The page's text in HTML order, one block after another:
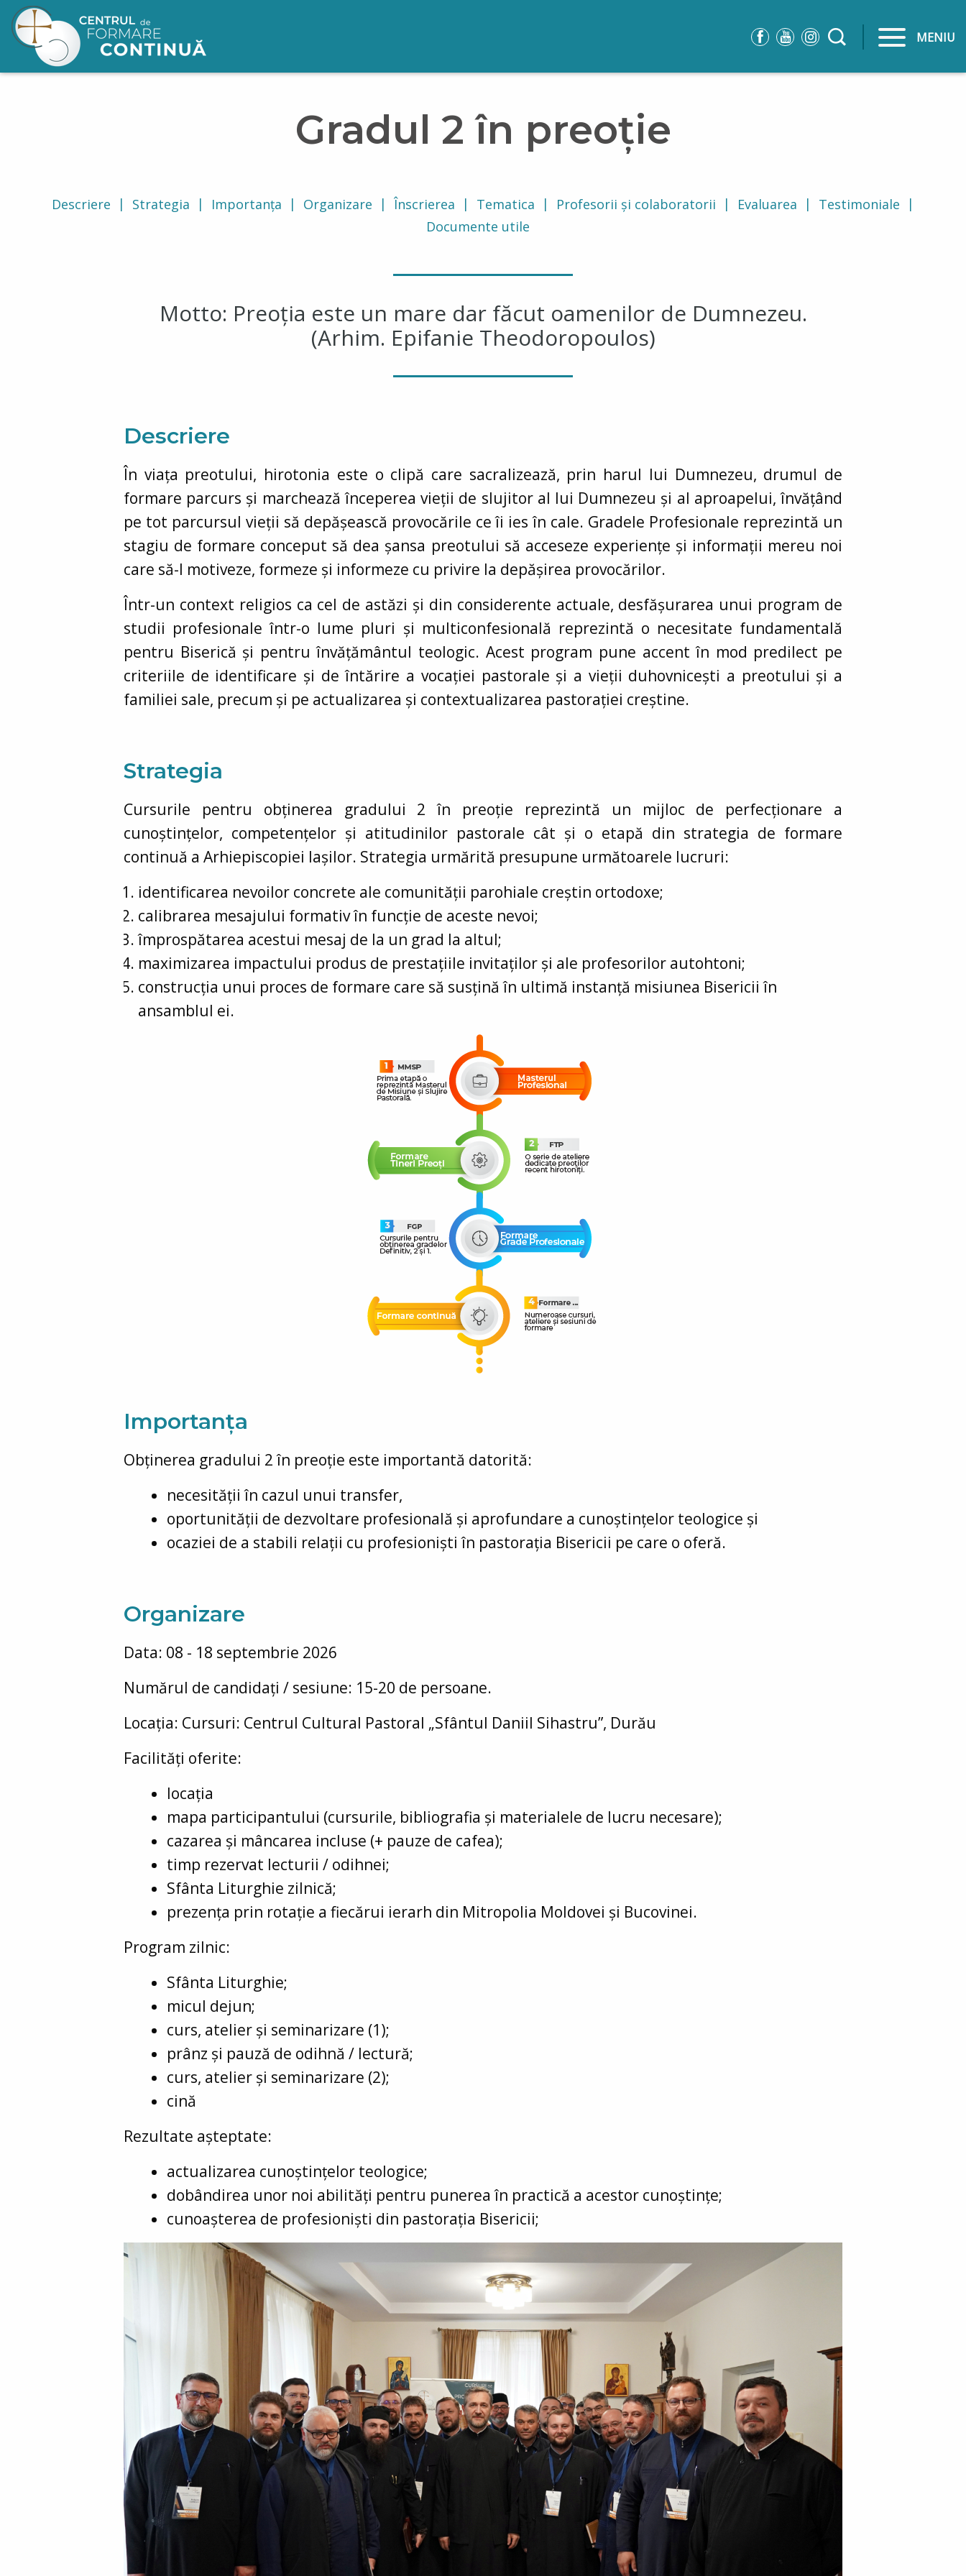
Mergi la conţinutul principal
MENIU
Gradul 2 în preoție
Descriere Strategia Importanța Organizare Înscrierea Tematica Profesorii și colaboratorii Evaluarea
Testimoniale
Documente utile
Motto: Preoția este un mare dar făcut oamenilor de Dumnezeu.
(Arhim. Epifanie Theodoropoulos)
Descriere
În viața preotului, hirotonia este o clipă care sacralizează, prin harul lui Dumnezeu, drumul de
formare parcurs și marchează începerea vieții de slujitor al lui Dumnezeu și al aproapelui, învățând
pe tot parcursul vieții să depășească provocările ce îi ies în cale. Gradele Profesionale reprezintă un
stagiu de formare conceput să dea șansa preotului să acceseze experiențe și informații mereu noi
care să-l motiveze, formeze și informeze cu privire la depășirea provocărilor.
Într-un context religios ca cel de astăzi și din considerente actuale, desfășurarea unui program de
studii profesionale într-o lume pluri și multiconfesională reprezintă o necesitate fundamentală
pentru Biserică și pentru învățământul teologic. Acest program pune accent în mod predilect pe
criteriile de identificare și de întărire a vocației pastorale și a vieții duhovnicești a preotului și a
familiei sale, precum și pe actualizarea și contextualizarea pastorației creștine.
Strategia
Cursurile pentru obținerea gradului 2 în preoție reprezintă un mijloc de perfecționare a
cunoștințelor, competențelor și atitudinilor pastorale cât și o etapă din strategia de formare
continuă a Arhiepiscopiei Iașilor. Strategia urmărită presupune următoarele lucruri:
identificarea nevoilor concrete ale comunității parohiale creștin ortodoxe;
calibrarea mesajului formativ în funcție de aceste nevoi;
împrospătarea acestui mesaj de la un grad la altul;
maximizarea impactului produs de prestațiile invitaților și ale profesorilor autohtoni;
construcția unui proces de formare care să susțină în ultimă instanță misiunea Bisericii în
ansamblul ei.
Importanța
Obținerea gradului 2 în preoție este importantă datorită:
necesității în cazul unui transfer,
oportunității de dezvoltare profesională și aprofundare a cunoștințelor teologice și
ocaziei de a stabili relații cu profesioniști în pastorația Bisericii pe care o oferă.
Organizare
Data: 08 - 18 septembrie 2026
Numărul de candidați / sesiune: 15-20 de persoane.
Locația: Cursuri: Centrul Cultural Pastoral „Sfântul Daniil Sihastru”, Durău
Facilități oferite:
locația
mapa participantului (cursurile, bibliografia și materialele de lucru necesare);
cazarea și mâncarea incluse (+ pauze de cafea);
timp rezervat lecturii / odihnei;
Sfânta Liturghie zilnică;
prezența prin rotație a fiecărui ierarh din Mitropolia Moldovei și Bucovinei.
Program zilnic:
Sfânta Liturghie;
micul dejun;
curs, atelier și seminarizare (1);
prânz și pauză de odihnă / lectură;
curs, atelier și seminarizare (2);
cină
Rezultate așteptate:
actualizarea cunoștințelor teologice;
dobândirea unor noi abilități pentru punerea în practică a acestor cunoștințe;
cunoașterea de profesioniști din pastorația Bisericii;